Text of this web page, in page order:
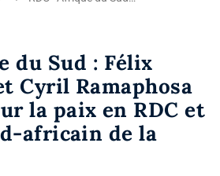
du Sud : Félix
Cyril Ramaphosa
la paix en RDC et
africain de la